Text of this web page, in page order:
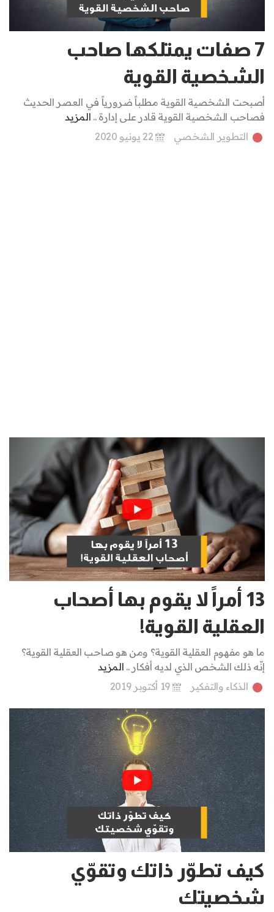
7 صفات يمتلكها صاحب
الشخصية القوية
أصبحت الشخصية القوية مطلباً ضرورياً في العصر الحديث
فصاحب الشخصية القوية قادر على إدارة .. المزيد
التطوير الشخصي
22 يونيو 2020
13 أمراً لا يقوم بها أصحاب
العقلية القوية!
ما هو مفهوم العقلية القوية؟ ومن هو صاحب العقلية القوية؟
إنّه ذلك الشخص الذي لديه أفكار .. المزيد
الذكاء والتفكير
كيف تطوّر ذاتك وتقوّي
شخصيتك